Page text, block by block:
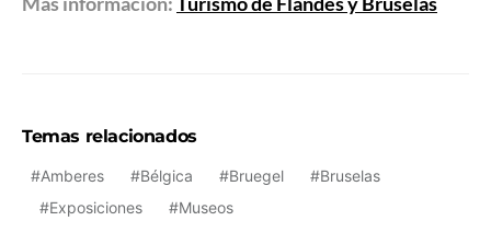
Temas relacionados
Amberes Bélgica Bruegel
Bruselas
Exposiciones
Museos